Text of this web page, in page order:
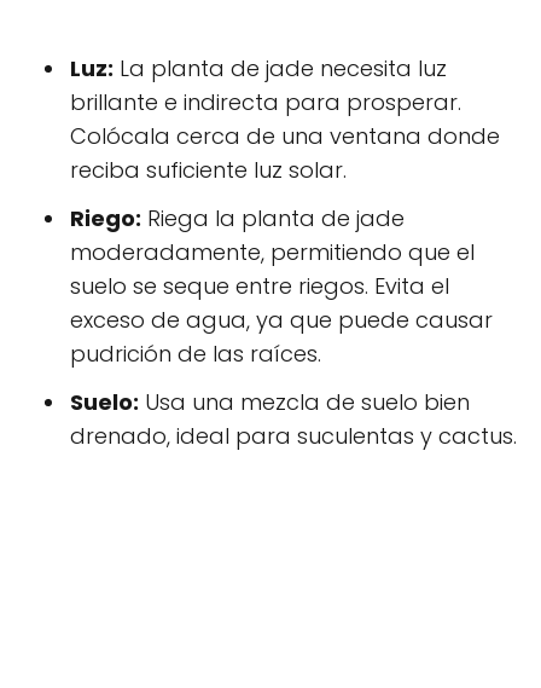
Luz: La planta de jade necesita luz
brillante e indirecta para prosperar.
Colócala cerca de una ventana donde
reciba suficiente luz solar.
Riego: Riega la planta de jade
moderadamente, permitiendo que el
suelo se seque entre riegos. Evita el
exceso de agua, ya que puede causar
pudrición de las raíces.
Suelo: Usa una mezcla de suelo bien
drenado, ideal para suculentas y cactus.